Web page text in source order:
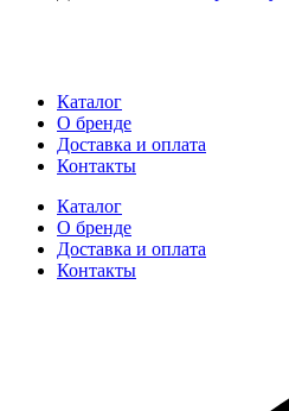
Каталог
О бренде
Доставка и оплата
Контакты
Каталог
О бренде
Доставка и оплата
Контакты